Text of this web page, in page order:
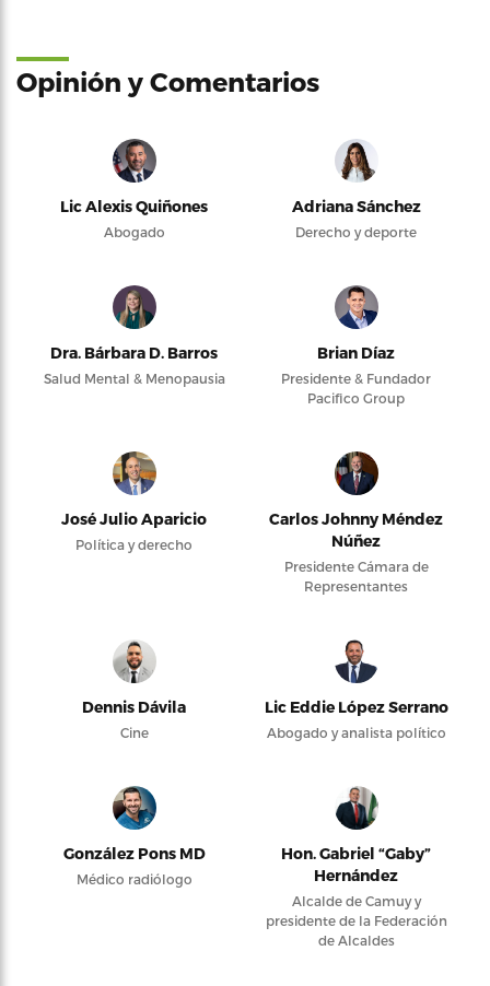
Opinión y Comentarios
Lic Alexis Quiñones
Abogado
Adriana Sánchez
Derecho y deporte
Dra. Bárbara D. Barros
Salud Mental & Menopausia
Brian Díaz
Presidente & Fundador
Pacifico Group
José Julio Aparicio
Política y derecho
Carlos Johnny Méndez
Núñez
Presidente Cámara de
Representantes
Dennis Dávila
Cine
Lic Eddie López Serrano
Abogado y analista político
González Pons MD
Médico radiólogo
Hon. Gabriel “Gaby”
Hernández
Alcalde de Camuy y
presidente de la Federación
de Alcaldes